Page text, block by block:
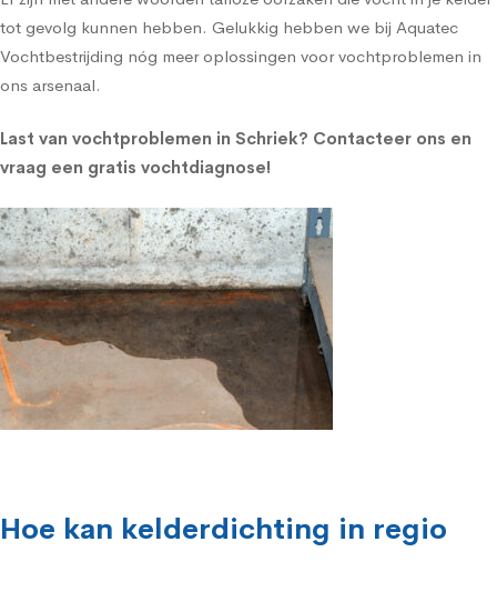
tot gevolg kunnen hebben. Gelukkig hebben we bij Aquatec
Vochtbestrijding nóg meer oplossingen voor vochtproblemen in
ons arsenaal.
Last van vochtproblemen in Schriek? Contacteer ons en
vraag een gratis vochtdiagnose!
Hoe kan kelderdichting in regio